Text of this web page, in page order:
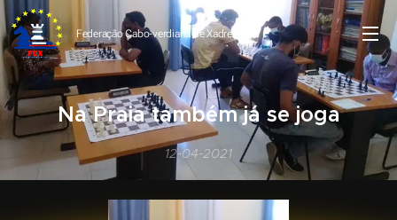
Federação Cabo-verdiana deXadrez
Na Praia também já se joga
12-04-2021